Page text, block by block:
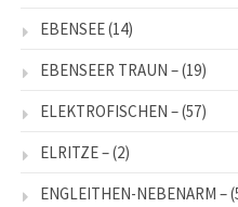
EBENSEE(14)
EBENSEER TRAUN –(19)
ELEKTROFISCHEN –(57)
ELRITZE –(2)
ENGLEITHEN-NEBENARM –